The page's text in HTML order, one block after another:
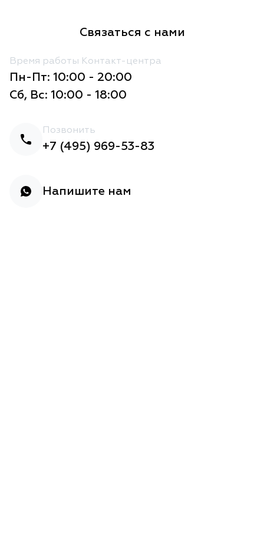
Связаться с нами
Время работы Контакт-центра
Пн-Пт: 10:00 - 20:00
Сб, Вс: 10:00 - 18:00
Позвонить
+7 (495) 969-53-83
Напишите нам